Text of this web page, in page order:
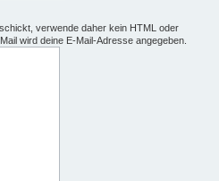
verwende daher kein HTML oder
wird deine E-Mail-Adresse angegeben.